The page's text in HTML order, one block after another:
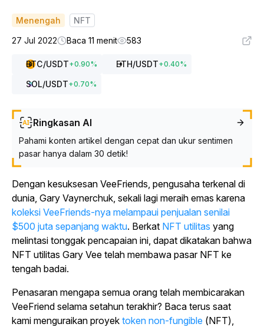
Menengah
NFT
27 Jul 2022
Baca 11 menit 583
BTC/USDT+0.90% ETH/USDT+0.40%
SOL/USDT+0.70%
Ringkasan AI
Pahami konten artikel dengan cepat dan ukur sentimen
pasar hanya dalam 30 detik!
Dengan kesuksesan VeeFriends, pengusaha terkenal di
dunia, Gary Vaynerchuk, sekali lagi meraih emas karena
koleksi VeeFriends-nya melampaui penjualan senilai
$500 juta sepanjang waktu. Berkat NFT utilitas yang
melintasi tonggak pencapaian ini, dapat dikatakan bahwa
NFT utilitas Gary Vee telah membawa pasar NFT ke
tengah badai.
Penasaran mengapa semua orang telah membicarakan
VeeFriend selama setahun terakhir? Baca terus saat
kami menguraikan proyek token non-fungible (NFT),